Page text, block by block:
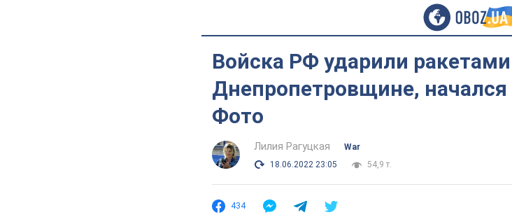
Войска РФ ударили
Днепропетровщине,
Фото
Лилия Рагуцкая
War
18.06.2022 23:05
54,9 т.
434